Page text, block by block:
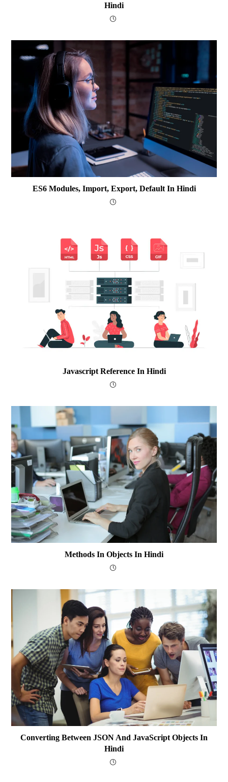
Hindi
ES6 Modules, Import, Export, Default In Hindi
Javascript Reference In Hindi
Methods In Objects In Hindi
Converting Between JSON And JavaScript Objects In
Hindi